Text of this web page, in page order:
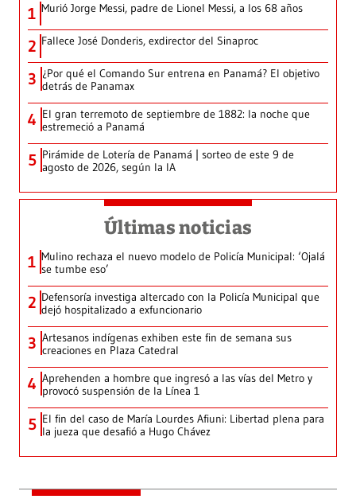
1 Murió Jorge Messi, padre de Lionel Messi, a los 68 años
2 Fallece José Donderis, exdirector del Sinaproc
3 ¿Por qué el Comando Sur entrena en Panamá? El objetivo
detrás de Panamax
4 El gran terremoto de septiembre de 1882: la noche que
estremeció a Panamá
5 Pirámide de Lotería de Panamá | sorteo de este 9 de
agosto de 2026, según la IA
Últimas noticias
1 Mulino rechaza el nuevo modelo de Policía Municipal: ‘Ojalá
se tumbe eso’
2 Defensoría investiga altercado con la Policía Municipal que
dejó hospitalizado a exfuncionario
3 Artesanos indígenas exhiben este fin de semana sus
creaciones en Plaza Catedral
4 Aprehenden a hombre que ingresó a las vías del Metro y
provocó suspensión de la Línea 1
5 El fin del caso de María Lourdes Afiuni: Libertad plena para
la jueza que desafió a Hugo Chávez